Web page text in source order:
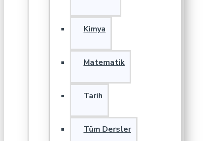
Kimya
Matematik
Tarih
Tüm Dersler